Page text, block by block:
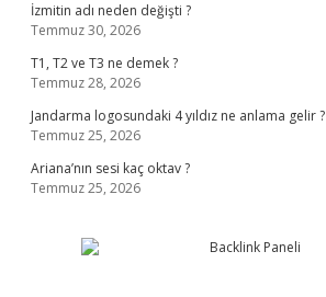
İzmitin adı neden değişti ?
Temmuz 30, 2026
T1, T2 ve T3 ne demek ?
Temmuz 28, 2026
Jandarma logosundaki 4 yıldız ne anlama gelir ?
Temmuz 25, 2026
Ariana’nın sesi kaç oktav ?
Temmuz 25, 2026